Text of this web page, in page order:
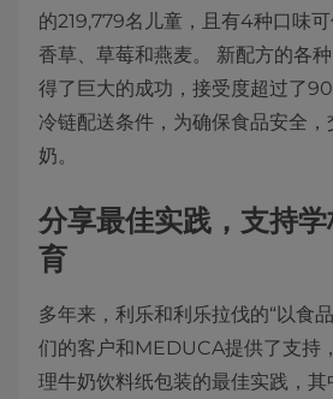
的219,779名儿童，且有4种口味可
香草、草莓和燕麦。 新配方的各
得了巨大的成功，接受度超过了
冷链配送条件，为确保食品安全
奶。
分享最佳实践，支持
育
多年来，利乐和利乐拉伐的“以食
们的客户和MEDUCA提供了支持
理牛奶饮料纸包装的最佳实践，